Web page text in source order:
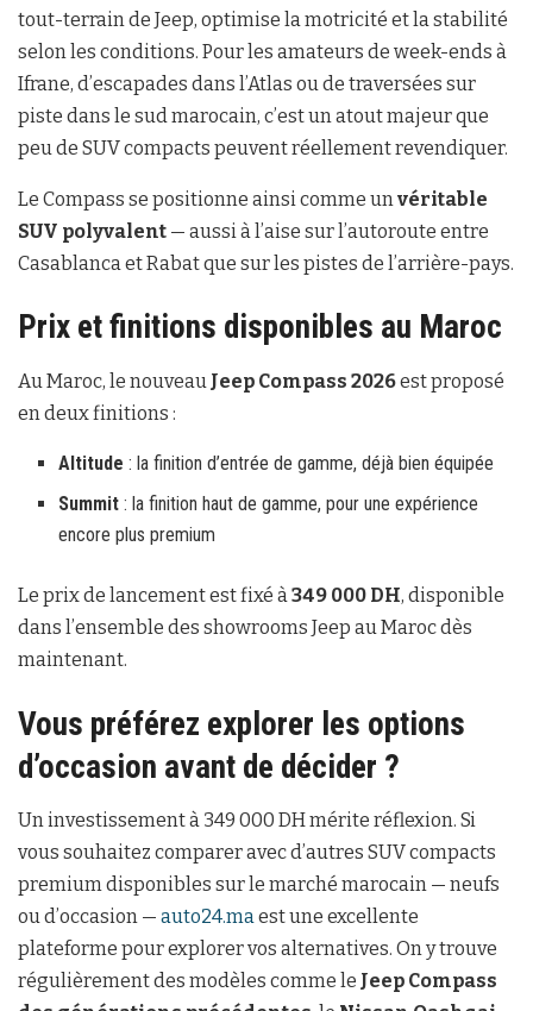
tout-terrain de Jeep, optimise la motricité et la stabilité
selon les conditions. Pour les amateurs de week-ends à
Ifrane, d’escapades dans l’Atlas ou de traversées sur
piste dans le sud marocain, c’est un atout majeur que
peu de SUV compacts peuvent réellement revendiquer.
Le Compass se positionne ainsi comme unvéritable
SUV polyvalent — aussi à l’aise sur l’autoroute entre
Casablanca et Rabat que sur les pistes de l’arrière-pays.
Prix et finitions disponibles au Maroc
Au Maroc, le nouveau Jeep Compass 2026est proposé
en deux finitions :
Altitude : la finition d’entrée de gamme, déjà bien équipée
Summit : la finition haut de gamme, pour une expérience
encore plus premium
Le prix de lancement est fixé à349 000 DH, disponible
dans l’ensemble des showrooms Jeep au Maroc dès
maintenant.
Vous préférez explorer les options
d’occasion avant de décider ?
Un investissement à 349 000 DH mérite réflexion. Si
vous souhaitez comparer avec d’autres SUV compacts
premium disponibles sur le marché marocain — neufs
ou d’occasion — auto24.maest une excellente
plateforme pour explorer vos alternatives. On y trouve
régulièrement des modèles comme le Jeep Compass